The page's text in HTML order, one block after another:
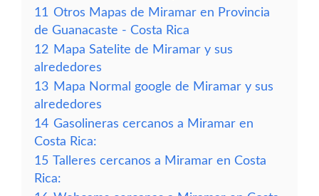
11 Otros Mapas de Miramar en Provincia
de Guanacaste - Costa Rica
12 Mapa Satelite de Miramar y sus
alrededores
13 Mapa Normal google de Miramar y sus
alrededores
14 Gasolineras cercanos a Miramar en
Costa Rica:
15 Talleres cercanos a Miramar en Costa
Rica: